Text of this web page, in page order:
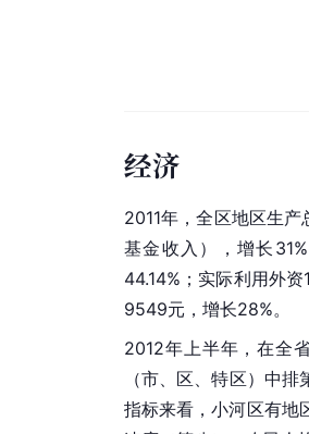
经济
2011年，全区地区生产
基金收入），增长
44.14%；实际利用外
9549元，增长28%。
2012年上半年，在全
（市、区、特区）中
指标来看，小河区有地